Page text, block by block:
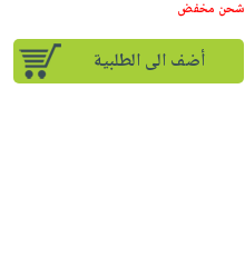
شحن مخفض
أضف الى الطلبية